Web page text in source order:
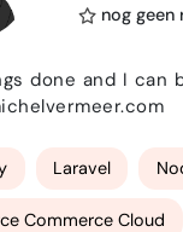
nog geen
done and I can
Laravel
Commerce Cloud